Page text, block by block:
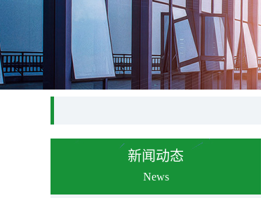
新闻动态
News